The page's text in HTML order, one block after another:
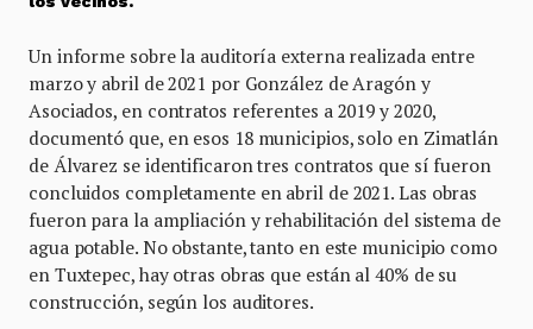
Un informe sobre la auditoría externa realizada entre
marzo y abril de 2021 por González de Aragón y
Asociados, en contratos referentes a 2019 y 2020,
documentó que, en esos 18 municipios, solo en Zimatlán
de Álvarez se identificaron tres contratos que sí fueron
concluidos completamente en abril de 2021. Las obras
fueron para la ampliación y rehabilitación del sistema de
agua potable. No obstante, tanto en este municipio como
en Tuxtepec, hay otras obras que están al 40% de su
construcción, según los auditores.